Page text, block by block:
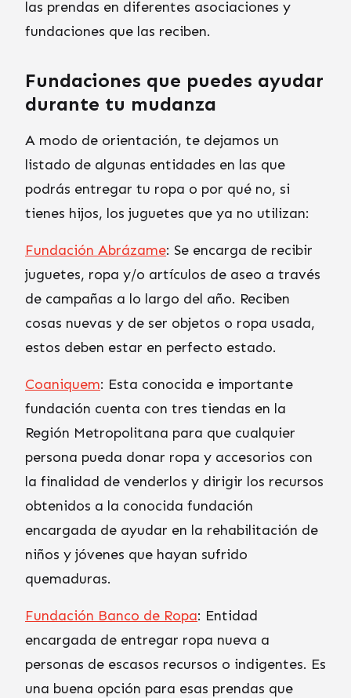
las prendas en diferentes asociaciones y
fundaciones que las reciben.
Fundaciones que puedes ayudar
durante tu mudanza
A modo de orientación, te dejamos un
listado de algunas entidades en las que
podrás entregar tu ropa o por qué no, si
tienes hijos, los juguetes que ya no utilizan:
Fundación Abrázame: Se encarga de recibir
juguetes, ropa y/o artículos de aseo a través
de campañas a lo largo del año. Reciben
cosas nuevas y de ser objetos o ropa usada,
estos deben estar en perfecto estado.
Coaniquem: Esta conocida e importante
fundación cuenta con tres tiendas en la
Región Metropolitana para que cualquier
persona pueda donar ropa y accesorios con
la finalidad de venderlos y dirigir los recursos
obtenidos a la conocida fundación
encargada de ayudar en la rehabilitación de
niños y jóvenes que hayan sufrido
quemaduras.
Fundación Banco de Ropa: Entidad
encargada de entregar ropa nueva a
personas de escasos recursos o indigentes. Es
una buena opción para esas prendas que